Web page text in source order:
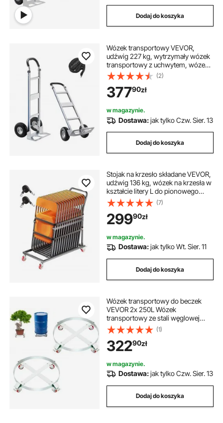
Dodaj do koszyka
Wózek transportowy VEVOR,
udźwig 227 kg, wytrzymały wózek
transportowy z uchwytem, ​​wózek
ręczny ze stopu aluminium z pasem
mocującym, wózek do składowania
w domu, biurze lub magazynie, 480
x 500 x 1340 mm
(2)
37790zł
w magazynie.
Dostawa:jak tylko Czw. Sier. 13
Dodaj do koszyka
Stojak na krzesło składane VEVOR,
udźwig 136 kg, wózek na krzesła w
kształcie litery L do pionowego
ustawienia 25 krzeseł, metalowy
wózek transportowy z gumowymi
kółkami, wielofunkcyjny uchwyt na
krzesło, matowa czerń
(7)
29990zł
w magazynie.
Dostawa:jak tylko Wt. Sier. 11
Dodaj do koszyka
Wózek transportowy do beczek
VEVOR 2x 250L Wózek
transportowy ze stali węglowej
Średnica wewnętrzna Ø 607 mm
Wózek do beczek z 4
uniwersalnymi kołami z hamulcami
Wózek transportowy do transportu
beczek o wadze do 454 kg
(1)
32290zł
w magazynie.
Dostawa:jak tylko Czw. Sier. 13
Dodaj do koszyka